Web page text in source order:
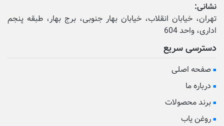
نشانی:
تهران، خیابان انقلاب، خیابان بهار جنوبی، برج بهار، طبقه پنجم
اداری، واحد 604
دسترسی سریع
صفحه اصلی
درباره ما
برند محصولات
روغن یاب